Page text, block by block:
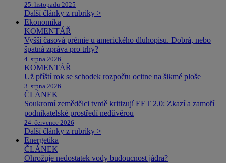
25. listopadu 2025
Další články z rubriky >
Ekonomika
KOMENTÁŘ
Vyšší časová prémie u amerického dluhopisu. Dobrá, nebo
špatná zpráva pro trhy?
4. srpna 2026
KOMENTÁŘ
Už příští rok se schodek rozpočtu ocitne na šikmé ploše
3. srpna 2026
ČLÁNEK
Soukromí zemědělci tvrdě kritizují EET 2.0: Zkazí a zamoří
podnikatelské prostředí nedůvěrou
24. července 2026
Další články z rubriky >
Energetika
ČLÁNEK
Ohrožuje nedostatek vody budoucnost jádra?